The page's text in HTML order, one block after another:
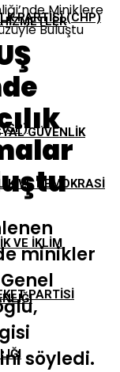
PARTISI (CHP)
(SP)
VE DEMOKRASI
PARTISI
GÜVENLIK
VE İKLIM
Miniklere
Buluştu
minikler
söyledi.